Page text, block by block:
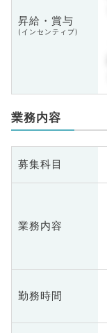
昇給・賞与
(インセンティブ)
業務内容
募集科目
業務内容
勤務時間